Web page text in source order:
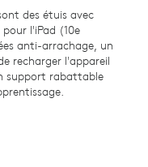
des étuis avec
l'iPad (10e
anti-arrachage, un
recharger l'appareil
support rabattable